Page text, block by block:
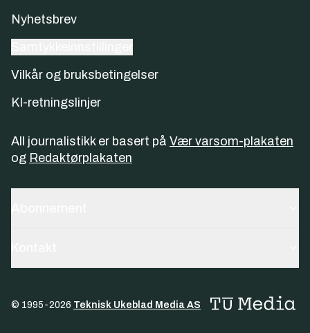
Nyhetsbrev
Vilkår og bruksbetingelser
KI-retningslinjer
All journalistikk er basert på Vær varsom-plakaten
og Redaktørplakaten
© 1995-2026 Teknisk Ukeblad Media AS